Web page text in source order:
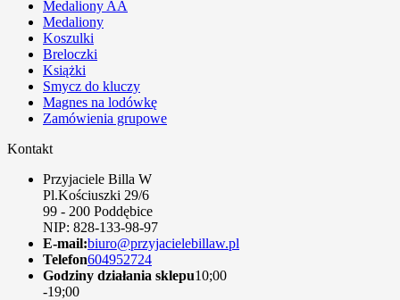
Medaliony AA
Medaliony
Koszulki
Breloczki
Książki
Smycz do kluczy
Magnes na lodówkę
Zamówienia grupowe
Kontakt
Przyjaciele Billa W
Pl.Kościuszki 29/6
99 - 200 Poddębice
NIP: 828-133-98-97
E-mail:biuro@przyjacielebillaw.pl
Telefon604952724
Godziny działania sklepu10;00
-19;00